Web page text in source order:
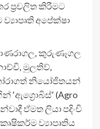
ප්‍රචලිත කිරීමට
අපේක්ෂා
කුරුණෑගල
මුලතිව්,
නියෝජිතයන්
(Agro
ඒමත ලියා පදිංචි
ව්‍යාපෘතිය